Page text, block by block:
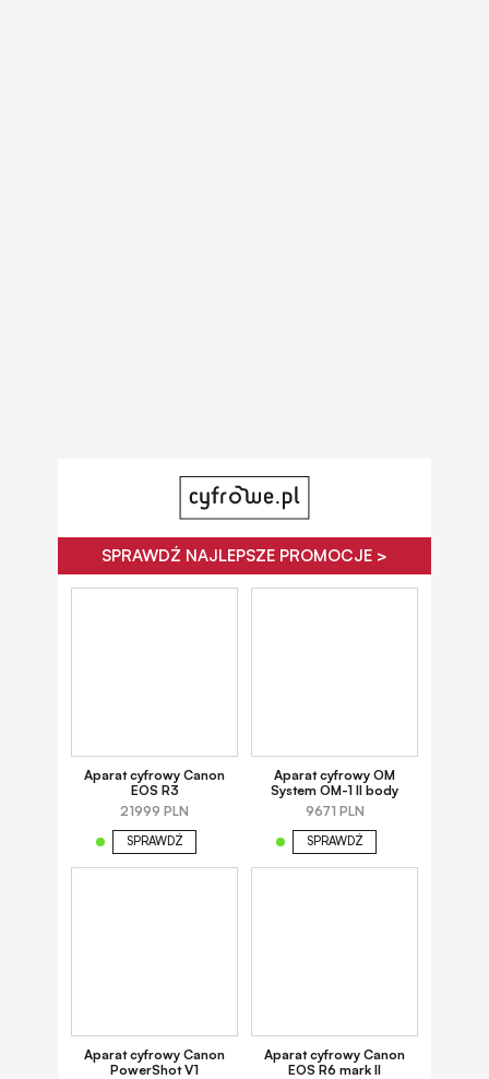
SPRAWDŹ NAJLEPSZE PROMOCJE >
Aparat cyfrowy Canon
EOS R3
21999 PLN
SPRAWDŹ
Aparat cyfrowy OM
System OM-1 II body
9671 PLN
SPRAWDŹ
Aparat cyfrowy Canon
PowerShot V1
Aparat cyfrowy Canon
EOS R6 mark II